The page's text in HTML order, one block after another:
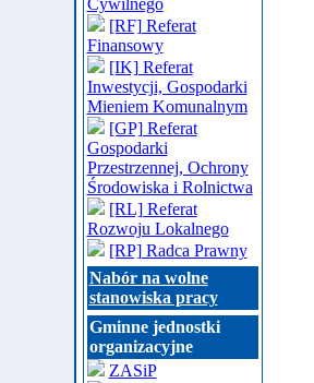
Cywilnego
[RF] Referat
Finansowy
[IK] Referat
Inwestycji, Gospodarki
Mieniem Komunalnym
[GP] Referat
Gospodarki
Przestrzennej, Ochrony
Środowiska i Rolnictwa
[RL] Referat
Rozwoju Lokalnego
[RP] Radca Prawny
Nabór na wolne
stanowiska pracy
Gminne jednostki
organizacyjne
ZASiP